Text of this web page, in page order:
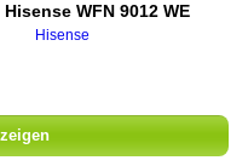
Hisense WFN 9012 WE
Hisense